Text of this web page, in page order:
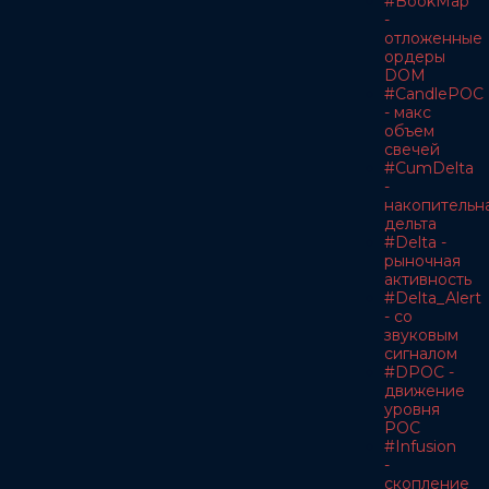
-
отложенные
ордеры
DOM
#CandlePOC
- макс
объем
свечей
#CumDelta
-
дельта
#Delta -
рыночная
активность
#Delta_Alert
- со
звуковым
сигналом
#DPOC -
движение
уровня
POC
#Infusion
-
скопление